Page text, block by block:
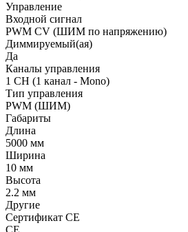
Управление
Входной сигнал
PWM СV (ШИМ по напряжению)
Диммируемый(ая)
Да
Каналы управления
1 CH (1 канал - Mono)
Тип управления
PWM (ШИМ)
Габариты
Длина
5000 мм
Ширина
10 мм
Высота
2.2 мм
Другие
Сертификат CE
CE